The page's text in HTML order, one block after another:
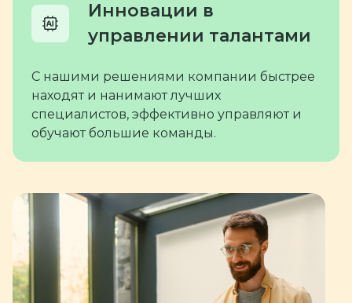
Инновации в
управлении талантами
С нашими решениями компании быстрее
находят и нанимают лучших
специалистов, эффективно управляют и
обучают большие команды.